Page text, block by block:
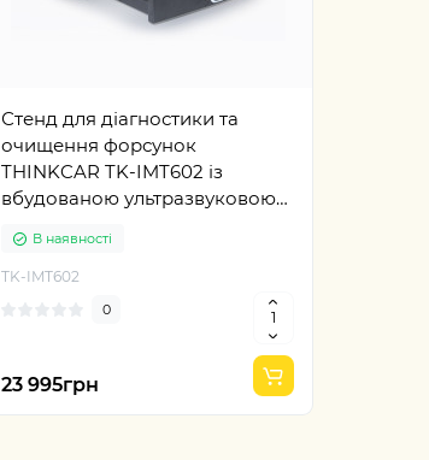
Стенд для діагностики та
очищення форсунок
THINKCAR TK-IMT602 із
вбудованою ультразвуковою
В наявності
TK-IMT602
0
23 995грн